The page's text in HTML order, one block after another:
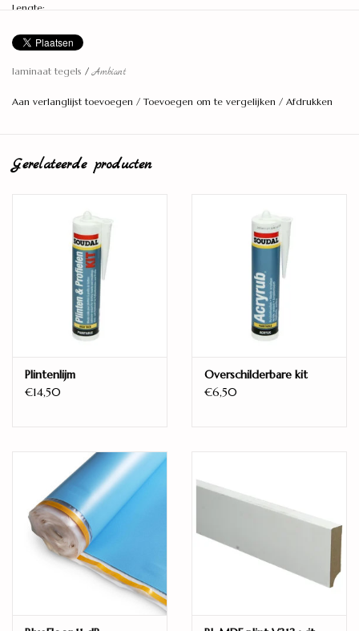
Lengte:
28,2 centimeter
Dikte:
12 stuks
Klikverbinding
Randafwerking:
V4 - groef aan alle zijden
Eigenschappen:
Geschikt voor:
0,057 m2K/W
Gebruiksklasse:
AC4 - Klasse 32
garantie:
20 jaar
Ambiant Expression Faro tegellaminaat
laminaat tegels /Ambiant
Aan verlanglijst toevoegen /Toevoegen om te vergelijken / Afdrukken
Gerelateerde producten
Plintenlijm
€14,50
Overschilderbare kit
€6,50